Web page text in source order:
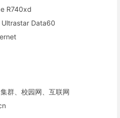
R740xd
Ultrastar Data60
群、校园网、互联网